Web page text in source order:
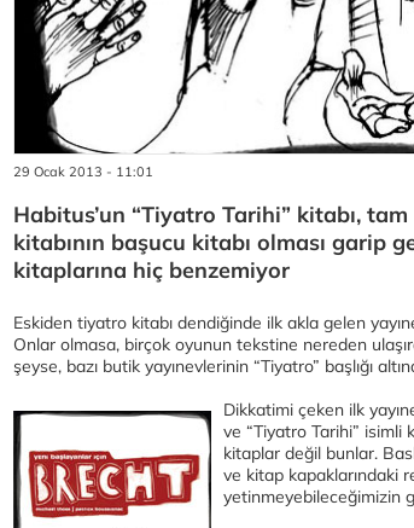
29 Ocak 2013 - 11:01
Habitus’un “Tiyatro Tarihi” kitabı,
kitabının başucu kitabı olması garip
kitaplarına hiç benzemiyor
Eskiden tiyatro kitabı dendiğinde ilk akla gelen
Onlar olmasa, birçok oyunun tekstine nereden
şeyse, bazı butik yayınevlerinin “Tiyatro” başlığı
Dikkatimi çeken ilk
ve “Tiyatro Tarihi” isimli
kitaplar değil bunlar.
ve kitap kapaklarındaki
yetinmeyebileceğimizin